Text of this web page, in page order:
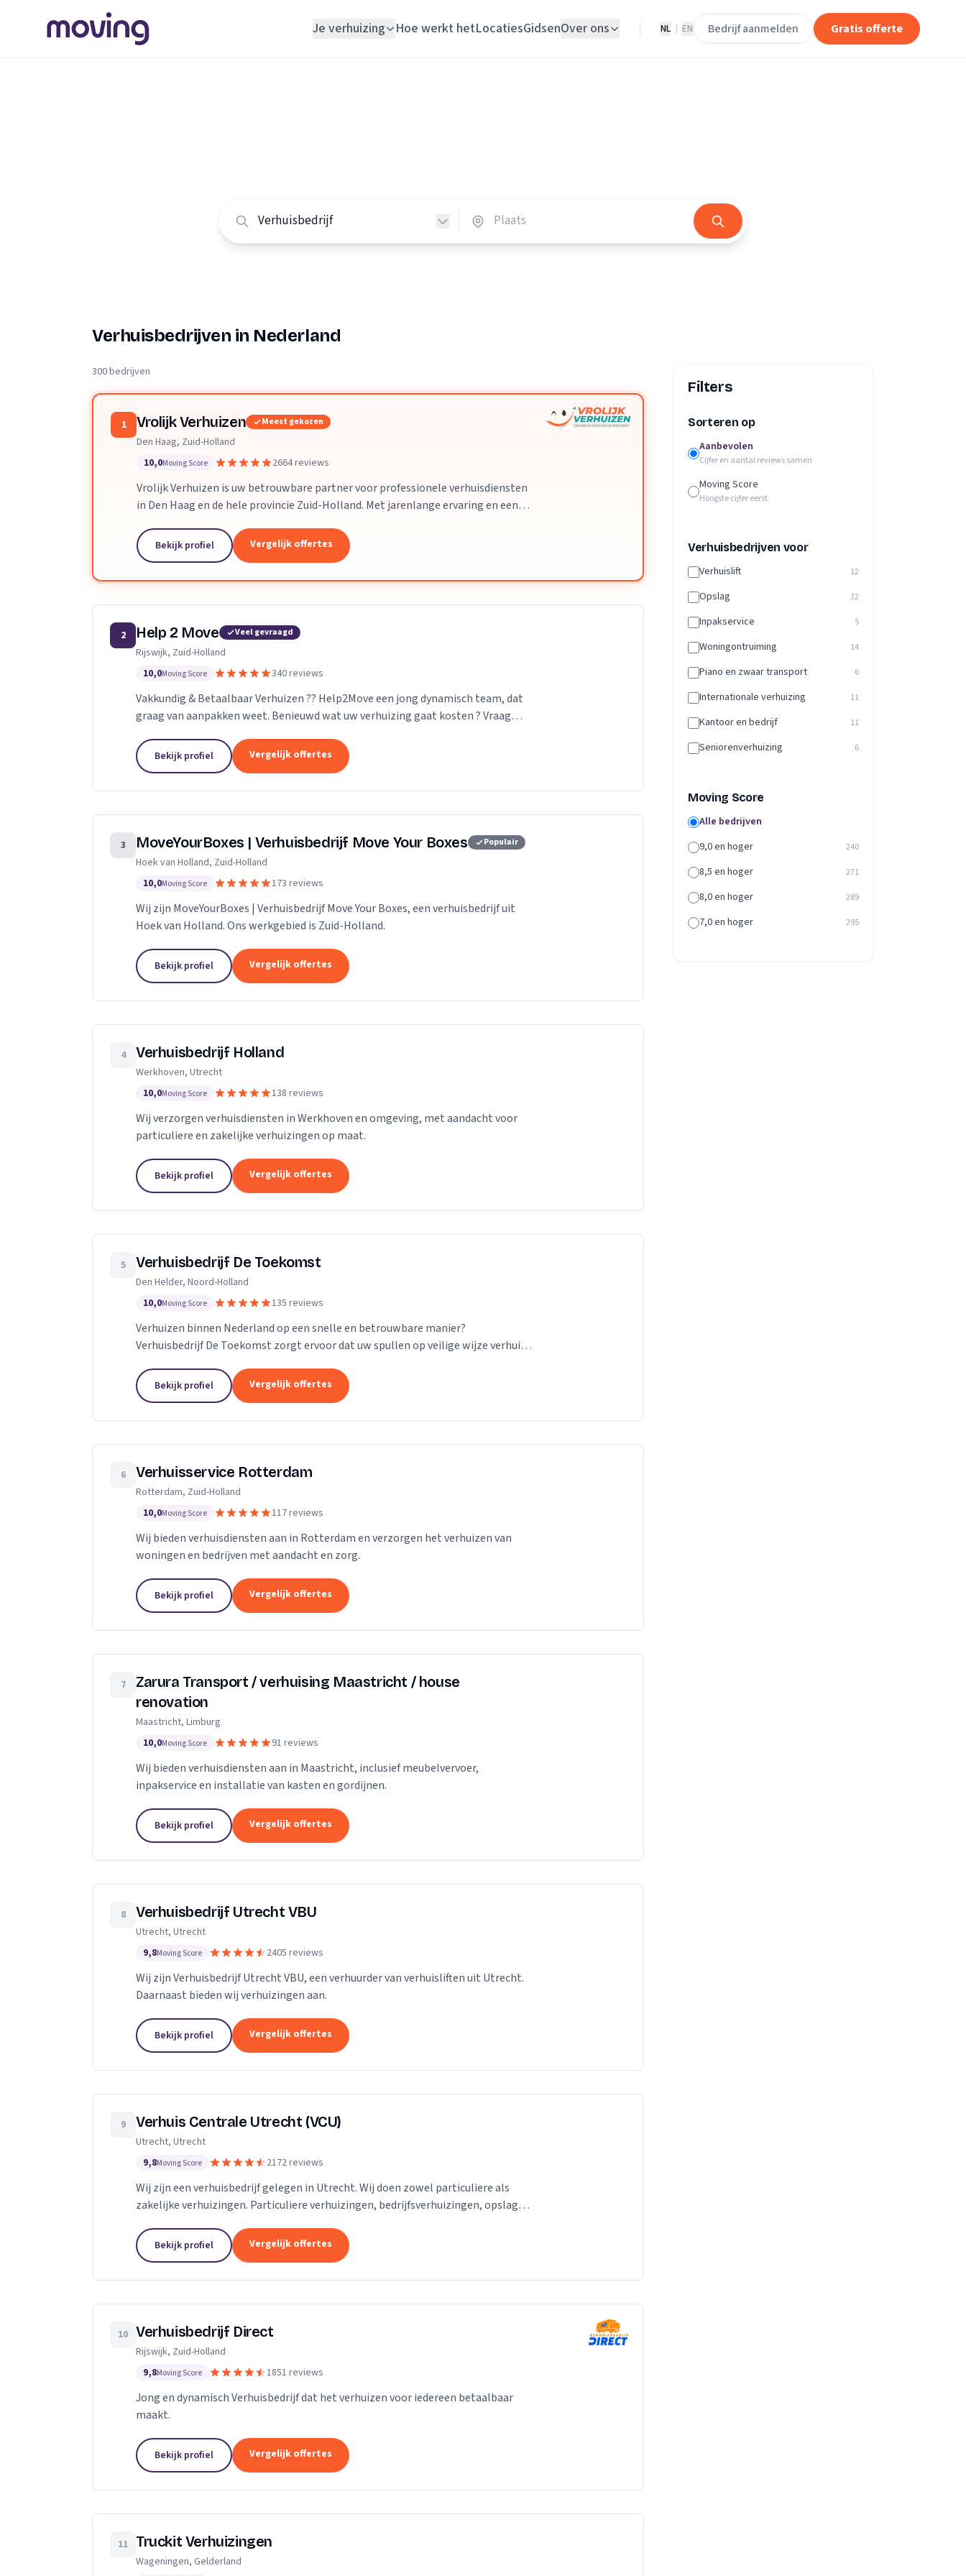
Je verhuizing
Loodgieter
Slotenmaker
Verhuisplanner
Hoe werkt hetLocatiesGidsenOver ons NL EN Bedrijf aanmelden Gratis offerte
Verhuisbedrijven in Nederland
300 bedrijven
1 Vrolijk Verhuizen Meest gekozen
Den Haag, Zuid-Holland
10,0Moving Score 2664 reviews
Vrolijk Verhuizen is uw betrouwbare partner voor professionele verhuisdiensten
in Den Haag en de hele provincie Zuid-Holland. Met jarenlange ervaring en een
verloopt.
Bekijk profiel Vergelijk offertes
2 Help 2 Move Veel gevraagd
Rijswijk, Zuid-Holland
10,0Moving Score 340 reviews
Vakkundig & Betaalbaar Verhuizen ?? Help2Move een jong dynamisch team, dat
graag van aanpakken weet. Benieuwd wat uw verhuizing gaat kosten ? Vraag
Bekijk profiel Vergelijk offertes
3 MoveYourBoxes | Verhuisbedrijf Move Your Boxes Populair
Hoek van Holland, Zuid-Holland
10,0Moving Score 173 reviews
Wij zijn MoveYourBoxes | Verhuisbedrijf Move Your Boxes, een verhuisbedrijf uit
Hoek van Holland. Ons werkgebied is Zuid-Holland.
Bekijk profiel Vergelijk offertes
4 Verhuisbedrijf Holland
Werkhoven, Utrecht
10,0Moving Score 138 reviews
Wij verzorgen verhuisdiensten in Werkhoven en omgeving, met aandacht voor
particuliere en zakelijke verhuizingen op maat.
Bekijk profiel Vergelijk offertes
5 Verhuisbedrijf De Toekomst
Den Helder, Noord-Holland
10,0Moving Score 135 reviews
Verhuizen binnen Nederland op een snelle en betrouwbare manier?
Verhuisbedrijf De Toekomst zorgt ervoor dat uw spullen op veilige wijze verhuisd
Bekijk profiel Vergelijk offertes
6 Verhuisservice Rotterdam
Rotterdam, Zuid-Holland
10,0Moving Score 117 reviews
Wij bieden verhuisdiensten aan in Rotterdam en verzorgen het verhuizen van
woningen en bedrijven met aandacht en zorg.
Bekijk profiel Vergelijk offertes
7
Zarura Transport / verhuising Maastricht / house
renovation
Maastricht, Limburg
10,0Moving Score 91 reviews
Wij bieden verhuisdiensten aan in Maastricht, inclusief meubelvervoer,
inpakservice en installatie van kasten en gordijnen.
Bekijk profiel Vergelijk offertes
8 Verhuisbedrijf Utrecht VBU
Utrecht, Utrecht
9,8Moving Score 2405 reviews
Wij zijn Verhuisbedrijf Utrecht VBU, een verhuurder van verhuisliften uit Utrecht.
Daarnaast bieden wij verhuizingen aan.
Bekijk profiel Vergelijk offertes
9 Verhuis Centrale Utrecht (VCU)
Utrecht, Utrecht
9,8Moving Score 2172 reviews
Wij zijn een verhuisbedrijf gelegen in Utrecht. Wij doen zowel particuliere als
zakelijke verhuizingen. Particuliere verhuizingen, bedrijfsverhuizingen, opslag
Bekijk profiel Vergelijk offertes
10 Verhuisbedrijf Direct
Rijswijk, Zuid-Holland
9,8Moving Score 1851 reviews
Jong en dynamisch Verhuisbedrijf dat het verhuizen voor iedereen betaalbaar
maakt.
Bekijk profiel Vergelijk offertes
11 Truckit Verhuizingen
Wageningen, Gelderland
Filters
Sorteren op
Aanbevolen
Cijfer en aantal reviews samen
Moving Score
Hoogste cijfer eerst
Verhuisbedrijven voor
Verhuislift 12
Opslag 32
Inpakservice 5
Woningontruiming 14
Piano en zwaar transport 6
Internationale verhuizing 11
Kantoor en bedrijf 11
Seniorenverhuizing 6
Moving Score
Alle bedrijven
9,0 en hoger
240
8,5 en hoger 271
8,0 en hoger 289
7,0 en hoger 295